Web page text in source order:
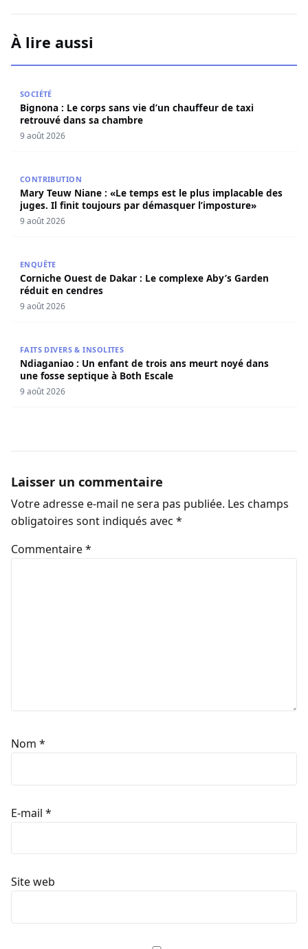
À lire aussi
SOCIÉTÉ
Bignona : Le corps sans vie d’un chauffeur de taxi
retrouvé dans sa chambre
9 août 2026
CONTRIBUTION
Mary Teuw Niane : «Le temps est le plus implacable des
juges. Il finit toujours par démasquer l’imposture»
9 août 2026
ENQUÊTE
Corniche Ouest de Dakar : Le complexe Aby’s Garden
réduit en cendres
9 août 2026
FAITS DIVERS & INSOLITES
Ndiaganiao : Un enfant de trois ans meurt noyé dans
une fosse septique à Both Escale
9 août 2026
Laisser un commentaire
Votre adresse e-mail ne sera pas publiée. Les champs
obligatoires sont indiqués avec *
Commentaire*
Nom *
E-mail *
Site web